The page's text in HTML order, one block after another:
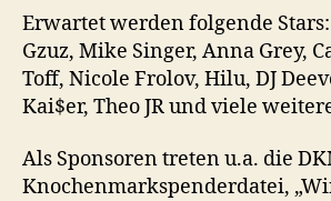
Erwartet werden folgende
Gzuz, Mike Singer, Anna Grey,
Toff, Nicole Frolov, Hilu, DJ
Kai$er, Theo JR und viele
Als Sponsoren treten u.a. die
Knochenmarkspenderdatei,